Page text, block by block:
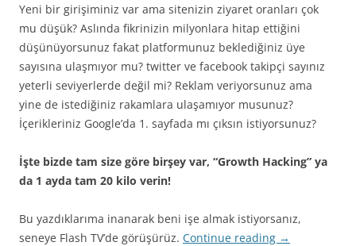
Yeni bir girişiminiz var ama sitenizin ziyaret oranları çok
mu düşük? Aslında fikrinizin milyonlara hitap ettiğini
düşünüyorsunuz fakat platformunuz beklediğiniz üye
sayısına ulaşmıyor mu? twitter ve facebook takipçi sayınız
yeterli seviyerlerde değil mi? Reklam veriyorsunuz ama
yine de istediğiniz rakamlara ulaşamıyor musunuz?
İçerikleriniz Google’da 1. sayfada mı çıksın istiyorsunuz?
İşte bizde tam size göre birşey var, “Growth Hacking” ya
da 1 ayda tam 20 kilo verin!
Bu yazdıklarıma inanarak beni işe almak istiyorsanız,
seneye Flash TV’de görüşürüz. Continue reading →